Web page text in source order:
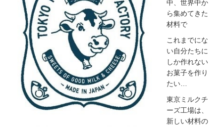
中、世界中か
ら集めてきた
材料で
これまでにな
い自分たちに
しか作れない
お菓子を作り
たい…
東京ミルクチ
ーズ工場は、
新しい材料の